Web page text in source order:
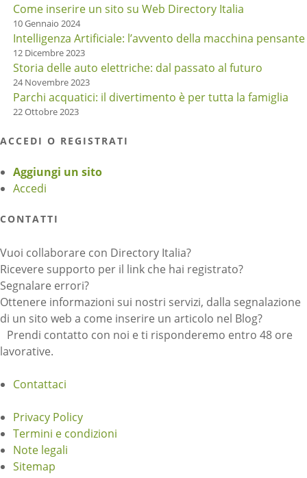
Come inserire un sito su Web Directory Italia
10 Gennaio 2024
Intelligenza Artificiale: l’avvento della macchina pensante
12 Dicembre 2023
Storia delle auto elettriche: dal passato al futuro
24 Novembre 2023
Parchi acquatici: il divertimento è per tutta la famiglia
22 Ottobre 2023
ACCEDI O REGISTRATI
Aggiungi un sito
Accedi
CONTATTI
Vuoi collaborare con Directory Italia?
Ricevere supporto per il link che hai registrato?
Segnalare errori?
Ottenere informazioni sui nostri servizi, dalla segnalazione
di un sito web a come inserire un articolo nel Blog?
Prendi contatto con noi e ti risponderemo entro 48 ore
lavorative.
Contattaci
Privacy Policy
Termini e condizioni
Note legali
Sitemap